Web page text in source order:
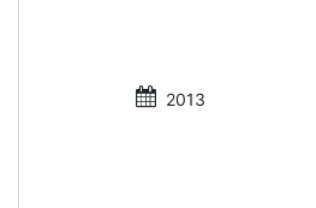
2013